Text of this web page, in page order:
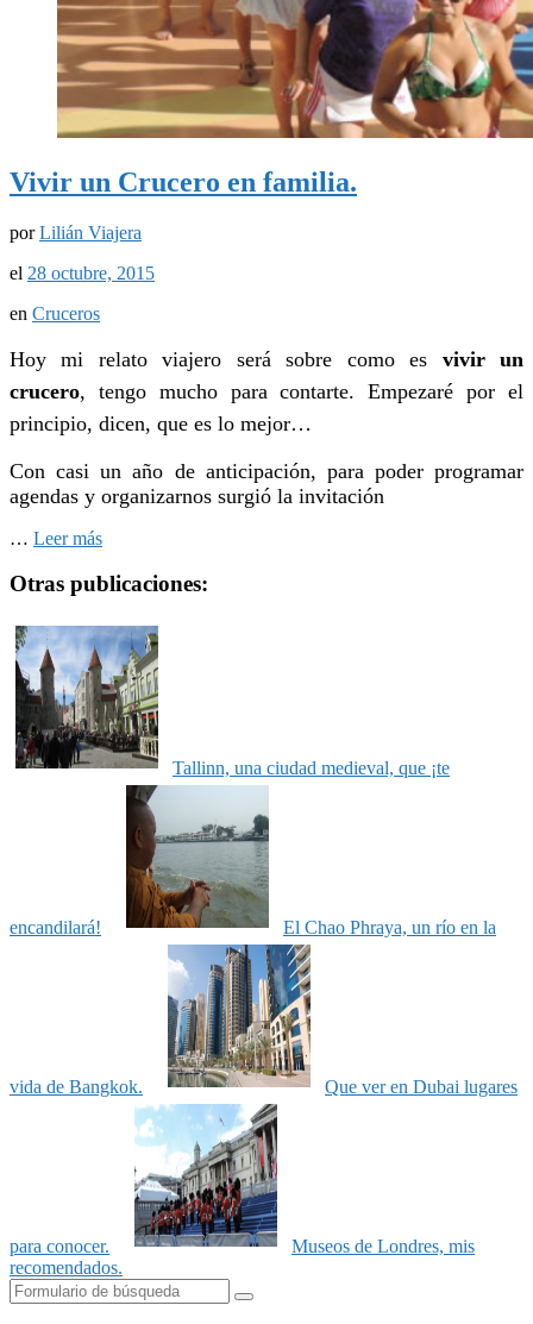
Vivir un Crucero en familia.
porLilián Viajera
el 28 octubre, 2015
en Cruceros
Hoy mi relato viajero será sobre como es vivir un
crucero, tengo mucho para contarte.Empezaré por el
principio, dicen, que es lo mejor…
Con casi un año de anticipación, para poder programar
agendas y organizarnos surgió la invitación
… Leer más
Otras publicaciones:
Tallinn, una ciudad medieval, que ¡te
encandilará! El Chao Phraya, un río en la
vida de Bangkok. Que ver en Dubai lugares
para conocer.
Museos de Londres, mis
recomendados.
Buscar